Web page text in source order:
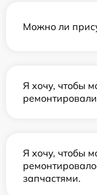
Можно ли
Я хочу, чтобы
Я хочу, чтобы
запчастями.